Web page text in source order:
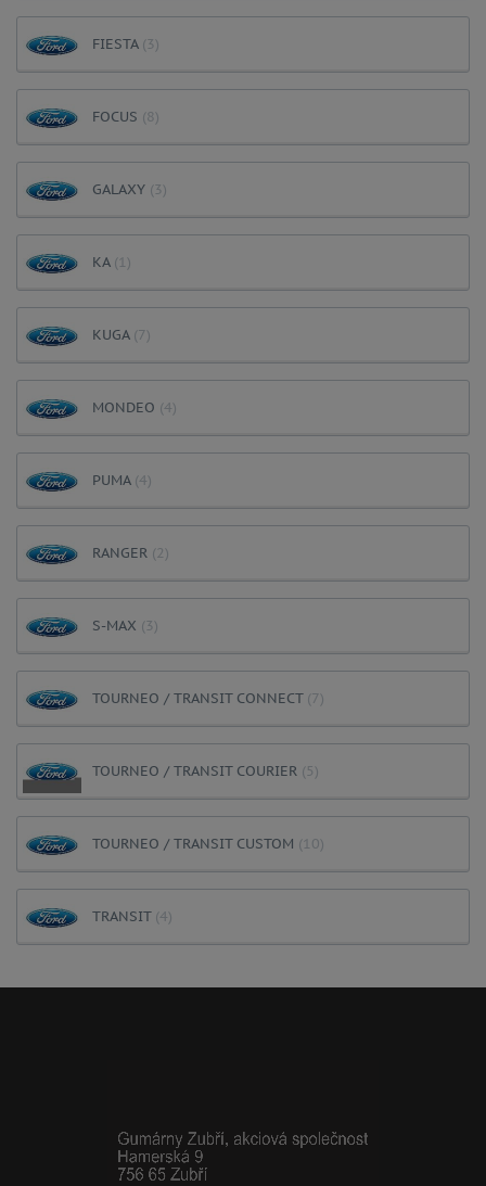
FIESTA (3)
FOCUS (8)
GALAXY (3)
KA (1)
KUGA (7)
MONDEO (4)
PUMA (4)
RANGER (2)
S-MAX (3)
TOURNEO / TRANSIT CONNECT (7)
TOURNEO / TRANSIT COURIER (5)
TOURNEO / TRANSIT CUSTOM (10)
TRANSIT (4)